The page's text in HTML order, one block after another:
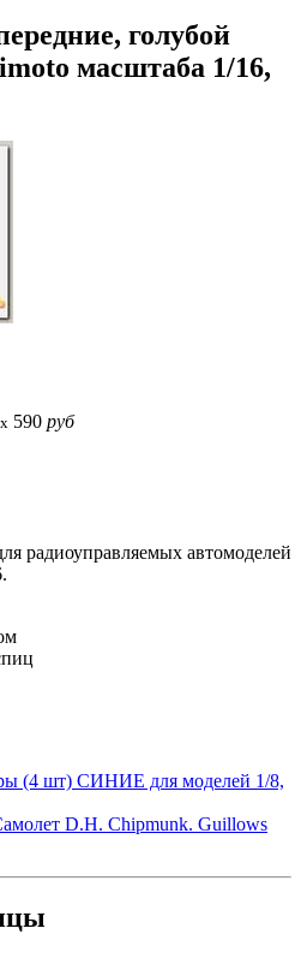
голубой
масштаба 1/16,
x 590 руб
радиоуправляемых автомоделей
(4 шт) СИНИЕ для моделей 1/8,
D.H. Chipmunk. Guillows